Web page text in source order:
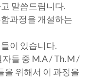
말씀드립니다.
과정을 개설하는
이 있습니다.
들 중 M.A / Th.M /
을 위해서 이 과정을